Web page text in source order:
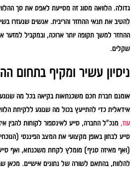
גדולה. הלוואה מסוג זה מסייעת לאפס את סך
להטיב את תנאי ההחזר והריבית. אנשים שנעזרו
ההחזר למשך תקופה יותר ארוכה, ובמקביל למזער
שקלים.
ניסיון עשיר ומקיף בתחום
אומנם חברת חכם משכנתאות בקיאה בכל מה
אידאלית כדי להתייעץ בכול מה שנוגע ללקיחת
עוז, מנכ"ל החברה, סייע לאינספור לקוחות להבין
סייע לבחון באופן מקצועי את המצב הפיננסי
(ואף מאיזה סניף) מומלץ לקחת משכנתא, ואף סייע
להלוות, בהתאם לשורה של נתונים אישיים. מכאן